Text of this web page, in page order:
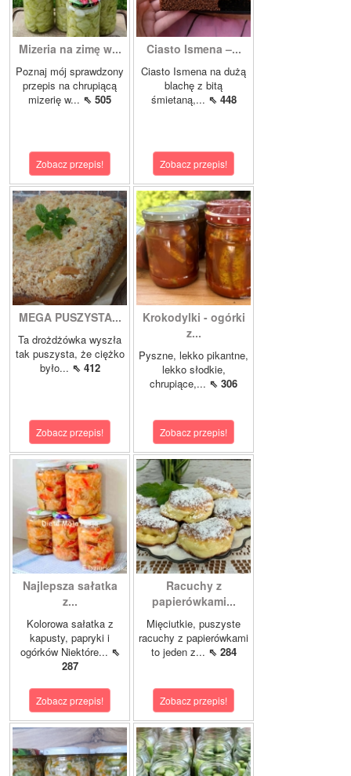
Mizeria na zimę w...
Poznaj mój sprawdzony
przepis na chrupiącą
mizerię w... ⇖ 505
Zobacz przepis!
Ciasto Ismena –...
Ciasto Ismena na dużą
blachę z bitą
śmietaną,... ⇖ 448
Zobacz przepis!
MEGA PUSZYSTA...
Ta drożdżówka wyszła
tak puszysta, że ciężko
było... ⇖ 412
Zobacz przepis!
Krokodylki - ogórki
z...
Pyszne, lekko pikantne,
lekko słodkie,
chrupiące,... ⇖ 306
Zobacz przepis!
Najlepsza sałatka
z...
Kolorowa sałatka z
kapusty, papryki i
ogórków Niektóre... ⇖
287
Zobacz przepis!
Racuchy z
papierówkami...
Mięciutkie, puszyste
racuchy z papierówkami
to jeden z... ⇖ 284
Zobacz przepis!